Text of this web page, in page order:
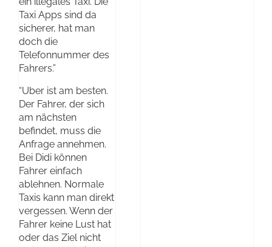
Taxi Apps sind da
sicherer, hat man
doch die
Telefonnummer des
Fahrers.”
“Uber ist am besten.
Der Fahrer, der sich
am nächsten
befindet, muss die
Anfrage annehmen.
Bei Didi können
Fahrer einfach
ablehnen. Normale
Taxis kann man direkt
vergessen. Wenn der
Fahrer keine Lust hat
oder das Ziel nicht